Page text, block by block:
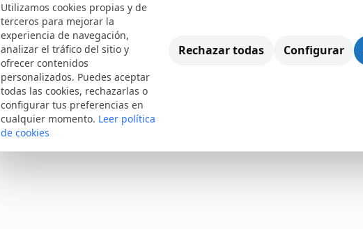
Utilizamos cookies propias y de
terceros para mejorar la
experiencia de navegación,
analizar el tráfico del sitio y
ofrecer contenidos
personalizados. Puedes aceptar
todas las cookies, rechazarlas o
configurar tus preferencias en
cualquier momento. Leer política
de cookies
Rechazar todas Configurar